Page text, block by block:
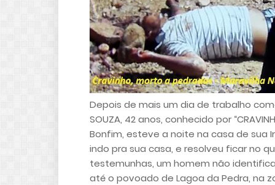
Depois de mais um dia de trabalho
SOUZA, 42 anos, conhecido por
Bonfim, esteve a noite na casa de sua
indo pra sua casa, e resolveu ficar no
testemunhas, um homem não
até o povoado de Lagoa da Pedra, na